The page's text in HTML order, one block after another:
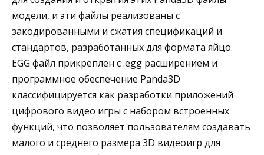
модели, и эти файлы реализованы с
закодированными и сжатия спецификаций и
стандартов, разработанных для формата яйцо.
EGG файл прикреплен с .egg расширением и
программное обеспечение Panda3D
классифицируется как разработки приложений
цифрового видео игры с набором встроенных
функций, что позволяет пользователям создавать
малого и среднего размера 3D видеоигр для